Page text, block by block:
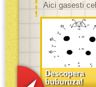
Aici gasesti
Descopera
buburuza!